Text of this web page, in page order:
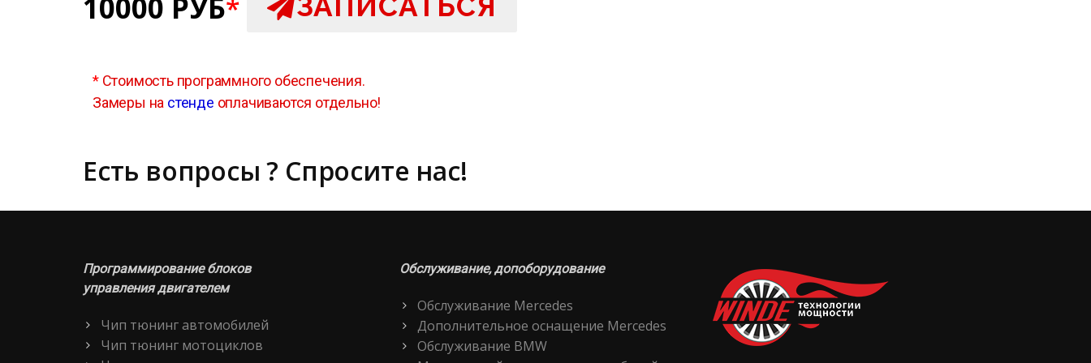
*
*Стоимость программного обеспечения.
Замеры на стенде оплачиваются отдельно!
Есть вопросы ? Спросите нас!
Программирование блоков
управления двигателем
Чип тюнинг автомобилей
Чип тюнинг мотоциклов
Обслуживание, допоборудование
Обслуживание Mercedes
Дополнительное оснащение Mercedes
Обслуживание BMW